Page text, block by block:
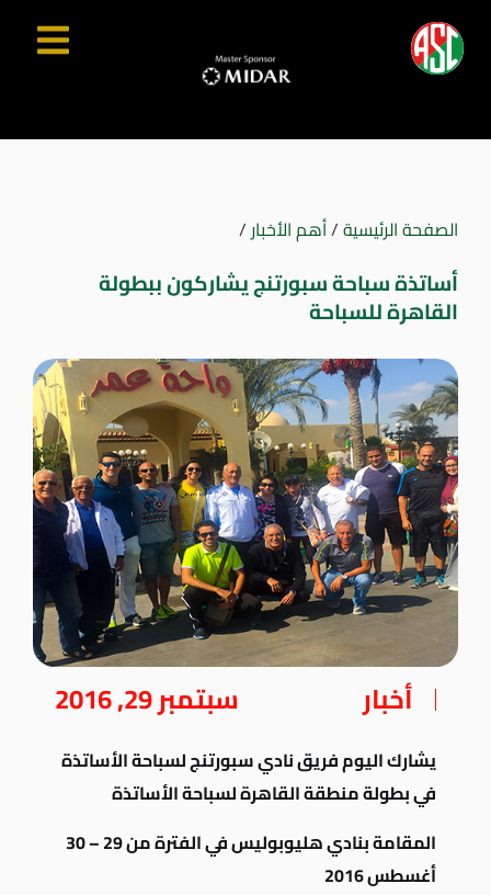
الصفحة الرئيسية/أهم الأخبار/
أساتذة سباحة سبورتنج يشاركون ببطولة
القاهرة للسباحة
أخبار سبتمبر 29, 2016
يشارك اليوم فريق نادي سبورتنج لسباحة الأساتذة
في بطولة منطقة القاهرة لسباحة الأساتذة
المقامة بنادي هليوبوليس في الفترة من 29 – 30
أغسطس 2016